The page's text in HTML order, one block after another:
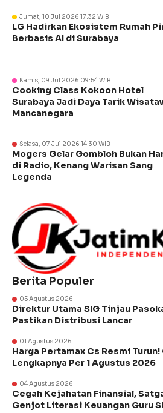
Jumat, 10 Jul 2026 17:32 WIB
LG Hadirkan Ekosistem Rumah
Berbasis AI di Surabaya
Kamis, 09 Jul 2026 09:54 WIB
Cooking Class Kokoon Hotel
Surabaya Jadi Daya Tarik
Mancanegara
Selasa, 07 Jul 2026 14:30 WIB
Mogers Gelar Gombloh Bukan
di Radio, Kenang Warisan Sang
Legenda
Berita Populer
05 Agustus 2026
Direktur Utama SIG Tinjau
Pastikan Distribusi Lancar
01 Agustus 2026
Harga Pertamax Cs Resmi
Lengkapnya Per 1 Agustus 2026
04 Agustus 2026
Cegah Kejahatan Finansial,
Genjot Literasi Keuangan Guru